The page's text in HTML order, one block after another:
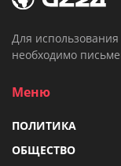
Для
необходимо
Меню
ПОЛИТИКА
ОБЩЕСТВО